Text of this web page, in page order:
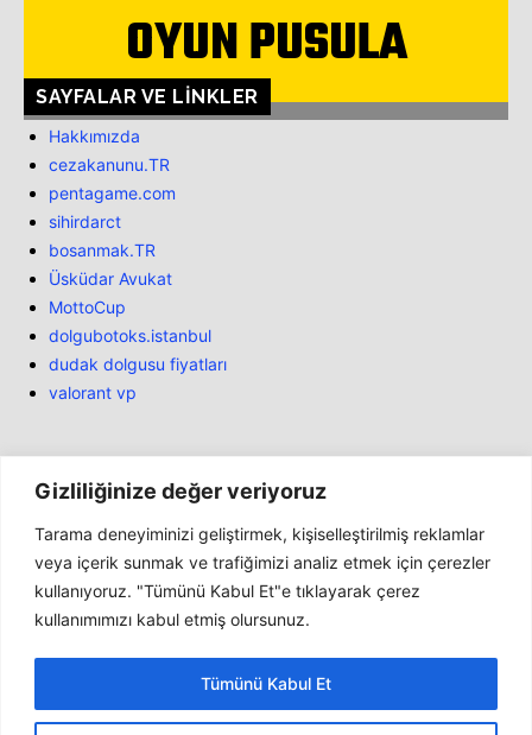
Gizliliğinize değer veriyoruz
Tarama deneyiminizi geliştirmek, kişiselleştirilmiş reklamlar
veya içerik sunmak ve trafiğimizi analiz etmek için çerezler
kullanıyoruz. "Tümünü Kabul Et"e tıklayarak çerez
kullanımımızı kabul etmiş olursunuz.
Tümünü Kabul Et
OYUN PUSULA
SAYFALAR VE LINKLER
Hakkımızda
cezakanunu.TR
pentagame.com
sihirdarct
bosanmak.TR
Üsküdar Avukat
MottoCup
dolgubotoks.istanbul
dudak dolgusu fiyatları
valorant vp
Bülten
Haber
İnceleme
Marketler